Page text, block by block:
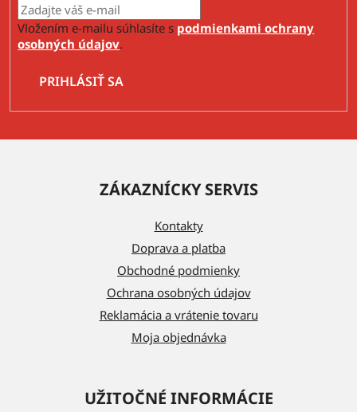
Vložením e-mailu súhlasíte s podmienkami ochrany
osobných údajov.
PRIHLÁSIŤ SA
ZÁKAZNÍCKY SERVIS
Kontakty
Doprava a platba
Obchodné podmienky
Ochrana osobných údajov
Reklamácia a vrátenie tovaru
Moja objednávka
UŽITOČNÉ INFORMÁCIE